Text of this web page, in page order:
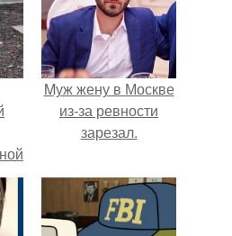
Mуж жену в Москве
из-за ревности
зарезал.